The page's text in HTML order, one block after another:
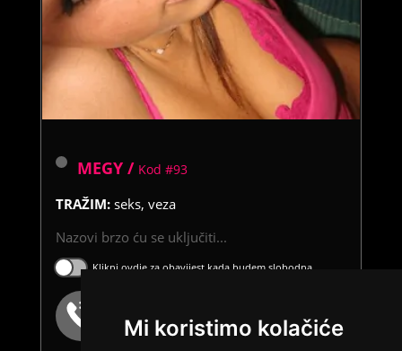
Mi koristimo kolačiće
MEGY / Kod #93
TRAŽIM: seks, veza
Nazovi brzo ću se uključiti...
Klikni ovdje za obavijest kada budem slobodna
tel:0,93€ - mob:1,12€ min